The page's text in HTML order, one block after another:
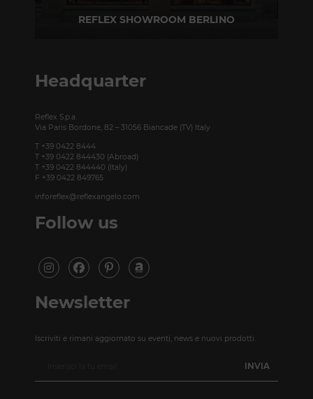
REFLEX SHOWROOM BERLINO
Headquarter
Reflex S.p.a.
Via Paris Bordone, 82 – 31056 Biancade (TV) Italy
T +39 0422 8444
T +39 0422 844430 (Abroad)
T +39 0422 844440 (Italy)
F +39 0422 849765
inforeflex@reflexangelo.com
Follow us
Newsletter
Iscriviti e rimani aggiornato su eventi, news e nuovi prodotti.